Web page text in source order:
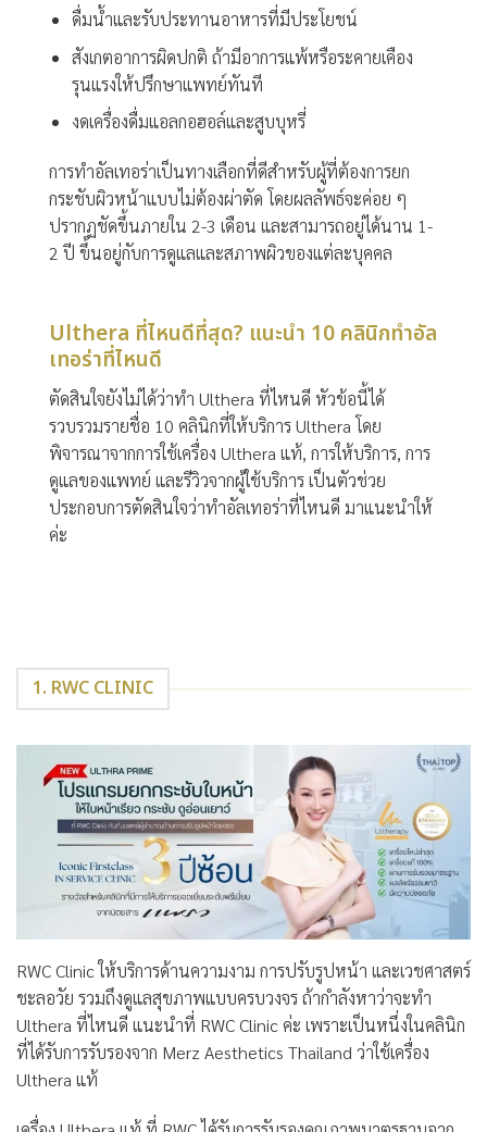
ดื่มน้ำและรับประทานอาหารที่มีประโยชน์
สังเกตอาการผิดปกติ ถ้ามีอาการแพ้หรือระคายเคือง
รุนแรงให้ปรึกษาแพทย์ทันที
งดเครื่องดื่มแอลกอฮอล์และสูบบุหรี่
การทำอัลเทอร่าเป็นทางเลือกที่ดีสำหรับผู้ที่ต้องการยก
กระชับผิวหน้าแบบไม่ต้องผ่าตัด โดยผลลัพธ์จะค่อย ๆ
ปรากฏชัดขึ้นภายใน 2-3 เดือน และสามารถอยู่ได้นาน 1-
2 ปี ขึ้นอยู่กับการดูแลและสภาพผิวของแต่ละบุคคล
Ulthera ที่ไหนดีที่สุด? แนะนำ 10 คลินิกทำอัล
เทอร่าที่ไหนดี
ตัดสินใจยังไม่ได้ว่าทำ Ulthera ที่ไหนดี หัวข้อนี้ได้
รวบรวมรายชื่อ 10 คลินิกที่ให้บริการ Ulthera โดย
พิจารณาจากการใช้เครื่อง Ulthera แท้, การให้บริการ, การ
ดูแลของแพทย์ และรีวิวจากผู้ใช้บริการ เป็นตัวช่วย
ประกอบการตัดสินใจว่าทำอัลเทอร่าที่ไหนดี มาแนะนำให้
ค่ะ
1. RWC CLINIC
RWC Clinic ให้บริการด้านความงาม การปรับรูปหน้า และเวชศาสตร์
ชะลอวัย รวมถึงดูแลสุขภาพแบบครบวงจร ถ้ากำลังหาว่าจะทำ
Ulthera ที่ไหนดี แนะนำที่ RWC Clinic ค่ะ เพราะเป็นหนึ่งในคลินิก
ที่ได้รับการรับรองจาก Merz Aesthetics Thailand ว่าใช้เครื่อง
Ulthera แท้